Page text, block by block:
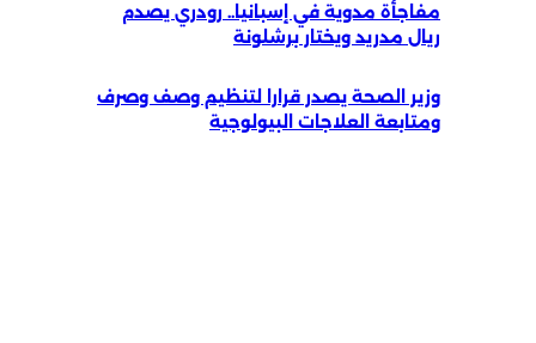
مفاجأة مدوية في إسبانيا.. رودري يصدم
ريال مدريد ويختار برشلونة
وزير الصحة يصدر قرارا لتنظيم وصف وصرف
ومتابعة العلاجات البيولوجية